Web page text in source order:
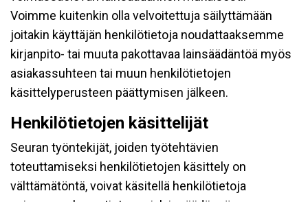
Voimme kuitenkin olla velvoitettuja säilyttämään
joitakin käyttäjän henkilötietoja noudattaaksemme
kirjanpito- tai muuta pakottavaa lainsäädäntöä myös
asiakassuhteen tai muun henkilötietojen
käsittelyperusteen päättymisen jälkeen.
Henkilötietojen käsittelijät
Seuran työntekijät, joiden työtehtävien
toteuttamiseksi henkilötietojen käsittely on
välttämätöntä, voivat käsitellä henkilötietoja